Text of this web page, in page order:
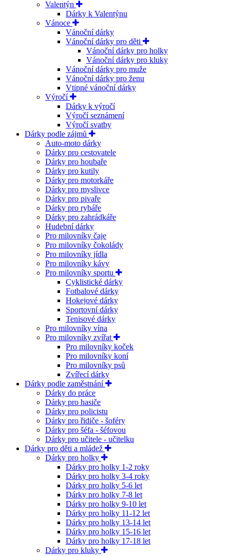
Valentýn
Dárky k Valentýnu
Vánoce
Vánoční dárky
Vánoční dárky pro děti
Vánoční dárky pro holky
Vánoční dárky pro kluky
Vánoční dárky pro muže
Vánoční dárky pro ženu
Vtipné vánoční dárky
Výročí
Dárky k výročí
Výročí seznámení
Výročí svatby
Dárky podle zájmů
Auto-moto dárky
Dárky pro cestovatele
Dárky pro houbaře
Dárky pro kutily
Dárky pro motorkáře
Dárky pro myslivce
Dárky pro pivaře
Dárky pro rybáře
Dárky pro zahrádkáře
Hudební dárky
Pro milovníky čaje
Pro milovníky čokolády
Pro milovníky jídla
Pro milovníky kávy
Pro milovníky sportu
Cyklistické dárky
Fotbalové dárky
Hokejové dárky
Sportovní dárky
Tenisové dárky
Pro milovníky vína
Pro milovníky zvířat
Pro milovníky koček
Pro milovníky koní
Pro milovníky psů
Zvířecí dárky
Dárky podle zaměstnání
Dárky do práce
Dárky pro hasiče
Dárky pro policistu
Dárky pro řidiče - šoféry
Dárky pro šéfa - šéfovou
Dárky pro učitele - učitelku
Dárky pro děti a mládež
Dárky pro holky
Dárky pro holky 1-2 roky
Dárky pro holky 3-4 roky
Dárky pro holky 5-6 let
Dárky pro holky 7-8 let
Dárky pro holky 9-10 let
Dárky pro holky 11-12 let
Dárky pro holky 13-14 let
Dárky pro holky 15-16 let
Dárky pro holky 17-18 let
Dárky pro kluky